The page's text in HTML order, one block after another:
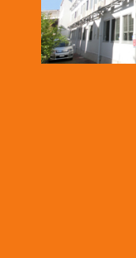
名古屋市ワーク・ライ
https://www.teikoku-
2024.12.26
「株式会社NDTアドヴ